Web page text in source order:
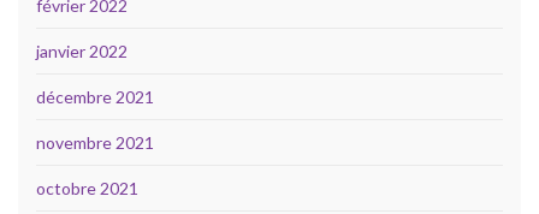
février 2022
janvier 2022
décembre 2021
novembre 2021
octobre 2021